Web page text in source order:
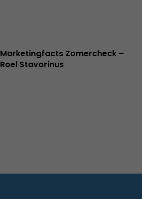
Marketingfacts Zomercheck –
Roel Stavorinus